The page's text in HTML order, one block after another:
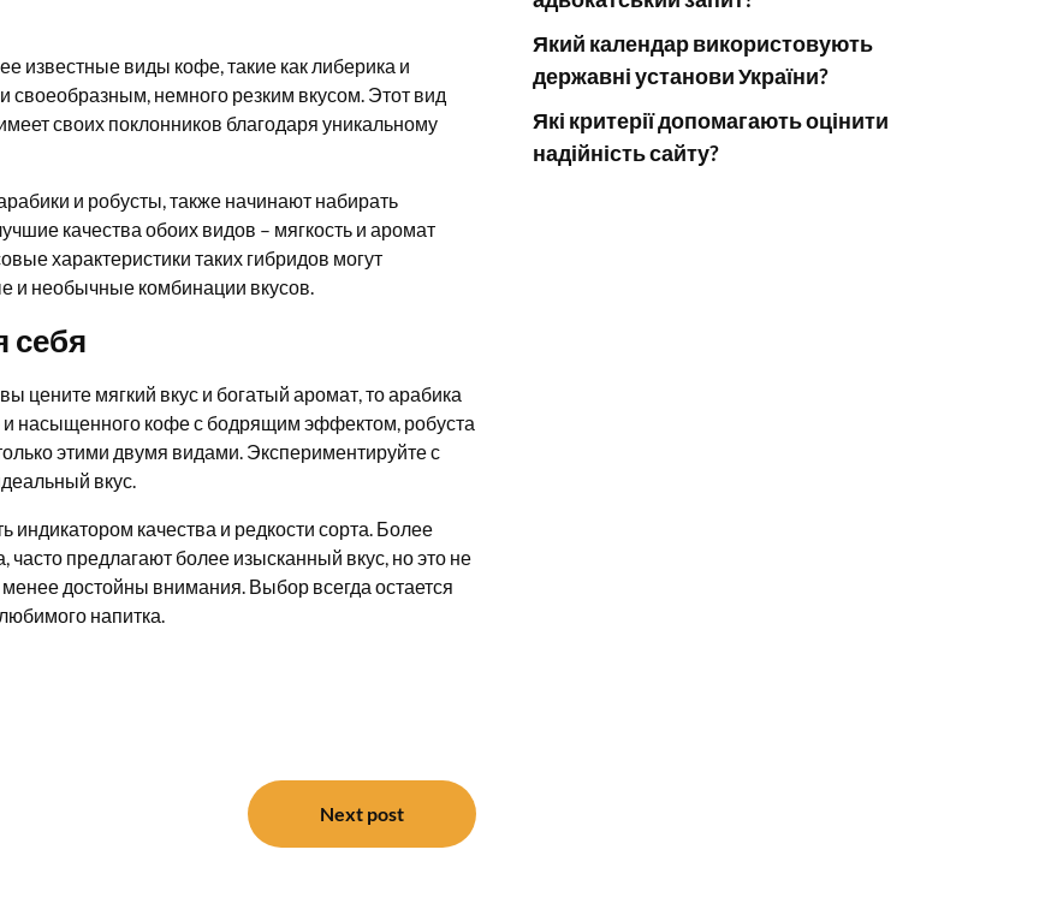
известные виды кофе, такие как либерика и
своеобразным, немного резким вкусом. Этот вид
своих поклонников благодаря уникальному
и робусты, также начинают набирать
качества обоих видов – мягкость и аромат
характеристики таких гибридов могут
и необычные комбинации вкусов.
себя
цените мягкий вкус и богатый аромат, то арабика
насыщенного кофе с бодрящим эффектом, робуста
этими двумя видами. Экспериментируйте с
вкус.
качества и редкости сорта. Более
предлагают более изысканный вкус, но это не
достойны внимания. Выбор всегда остается
напитка.
Next post
Який календар використовують
державні установи України?
Які критерії допомагають оцінити
надійність сайту?